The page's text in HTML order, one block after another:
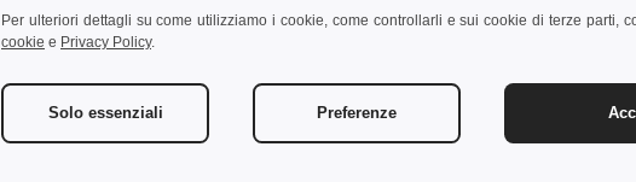
Per ulteriori dettagli su come utilizziamo i cookie, come controllarli e sui cookie di terze parti,
cookie e Privacy Policy.
Solo essenziali Preferenze